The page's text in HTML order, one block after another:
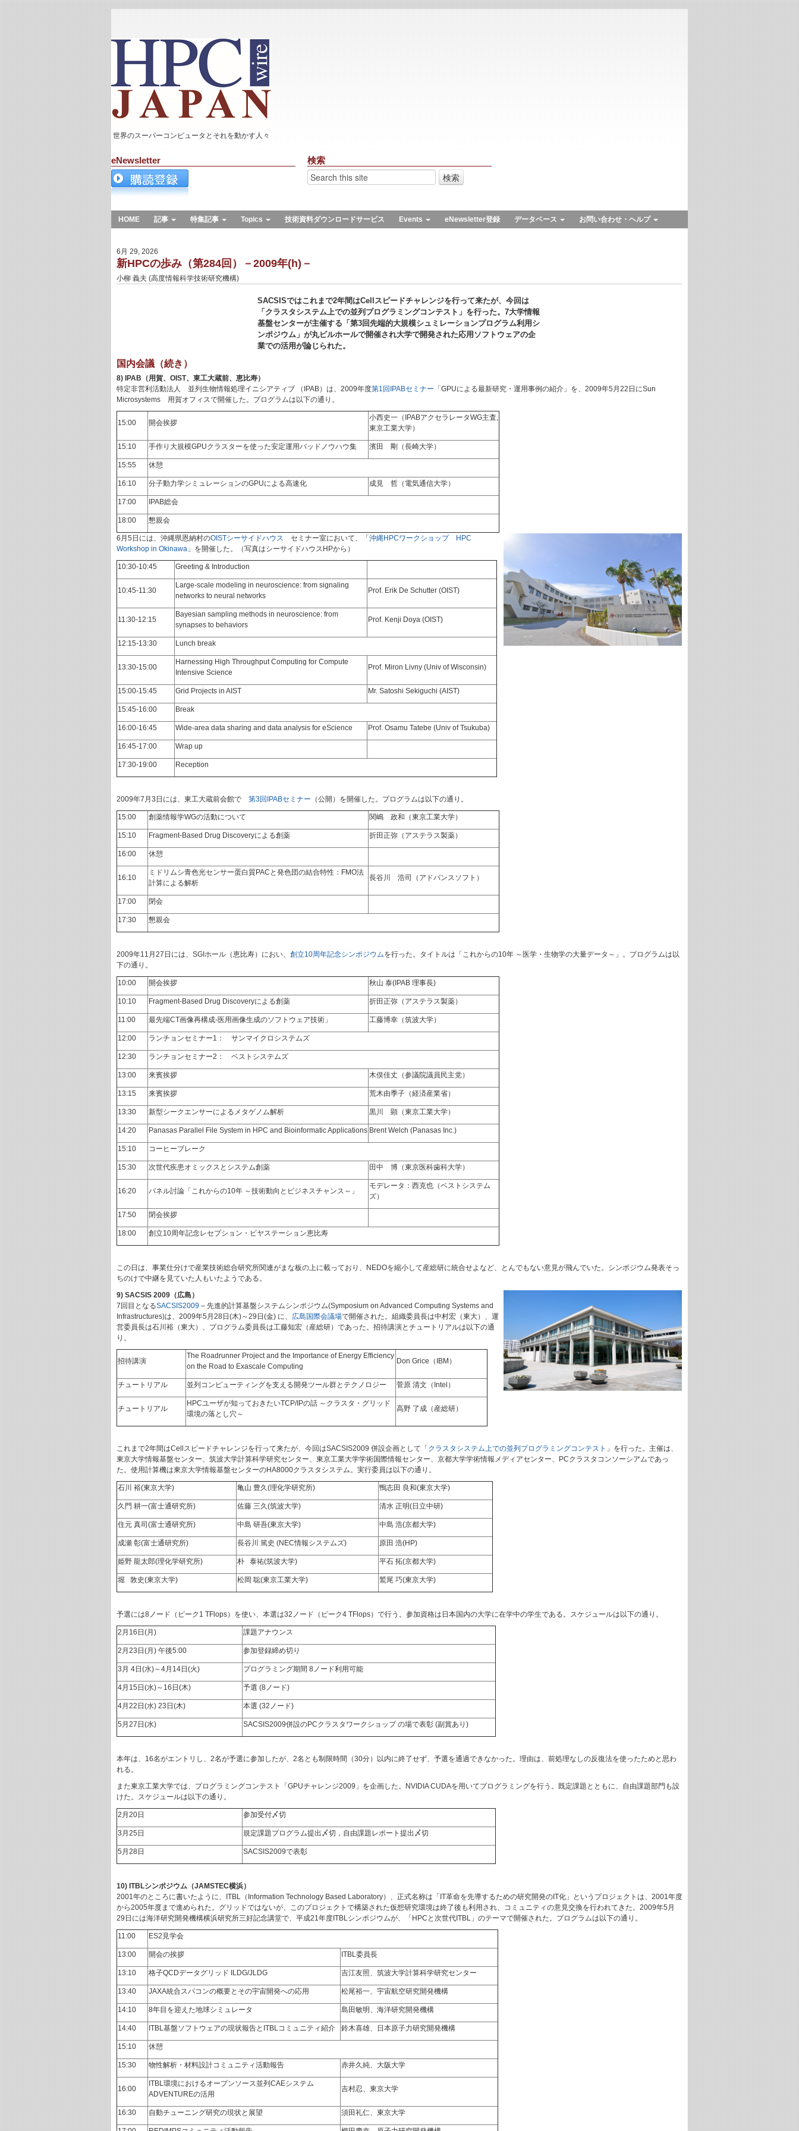
世界のスーパーコンピュータとそれを動かす人々
eNewsletter 検索
HOME 記事 特集記事 Topics 技術資料ダウンロードサービス Events eNewsletter登録 データベース お問い合わせ・ヘルプ
6月 29, 2026
新HPCの歩み（第284回）－2009年(h)－
小柳 義夫 (高度情報科学技術研究機構)
SACSISではこれまで2年間はCellスピードチャレンジを行って来たが、今回は
「クラスタシステム上での並列プログラミングコンテスト」を行った。7大学情報
基盤センターが主催する「第3回先端的大規模シュミレーションプログラム利用シ
ンポジウム」が丸ビルホールで開催され大学で開発された応用ソフトウェアの企
業での活用が論じられた。
国内会議（続き）
8) IPAB（用賀、OIST、東工大蔵前、恵比寿）
特定非営利活動法人 並列生物情報処理イニシアティブ （IPAB）は、2009年度第1回IPABセミナー 「GPUによる最新研究・運用事例の紹介」を、2009年5月22日にSun
Microsystems 用賀オフィスで開催した。プログラムは以下の通り。
15:00 開会挨拶
小西史一（IPABアクセラレータWG主査,
東京工業大学）
15:10 手作り大規模GPUクラスターを使った安定運用バッドノウハウ集 濱田 剛（長崎大学）
15:55 休憩
16:10 分子動力学シミュレーションのGPUによる高速化 成見 哲（電気通信大学）
17:00 IPAB総会
18:00 懇親会
6月5日には、沖縄県恩納村のOISTシーサイドハウス セミナー室において、「 沖縄HPCワークショップ HPC
Workshop in Okinawa」を開催した。（写真はシーサイドハウスHPから）
10:30-10:45 Greeting & Introduction
10:45-11:30
Large-scale modeling in neuroscience: from signaling
networks to neural networks
Prof. Erik De Schutter (OIST)
11:30-12:15
Bayesian sampling methods in neuroscience: from
synapses to behaviors
Prof. Kenji Doya (OIST)
12:15-13:30 Lunch break
13:30-15:00
Harnessing High Throughput Computing for Compute
Intensive Science
Prof. Miron Livny (Univ of Wisconsin)
15:00-15:45 Grid Projects in AIST Mr. Satoshi Sekiguchi (AIST)
15:45-16:00 Break
16:00-16:45 Wide-area data sharing and data analysis for eScience Prof. Osamu Tatebe (Univ of Tsukuba)
16:45-17:00 Wrap up
17:30-19:00 Reception
2009年7月3日には、東工大蔵前会館で 第3回IPABセミナー （公開）を開催した。プログラムは以下の通り。
15:00 創薬情報学WGの活動について 関嶋 政和（東京工業大学）
15:10 Fragment-Based Drug Discoveryによる創薬 折田正弥（アステラス製薬）
16:00 休憩
16:10
ミドリムシ青色光センサー蛋白質PACと発色団の結合特性：FMO法
計算による解析
長谷川 浩司（アドバンスソフト）
17:00 閉会
17:30 懇親会
2009年11月27日には、SGIホール（恵比寿）におい、 創立10周年記念シンポジウムを行った。タイトルは「これからの10年 ～医学・生物学の大量データ～」。プログラムは以
下の通り。
10:00 開会挨拶 秋山 泰(IPAB 理事長)
10:10 Fragment-Based Drug Discoveryによる創薬 折田正弥（アステラス製薬）
11:00 最先端CT画像再構成-医用画像生成のソフトウェア技術」 工藤博幸（筑波大学）
12:00 ランチョンセミナー1： サンマイクロシステムズ
12:30 ランチョンセミナー2： ベストシステムズ
13:00 来賓挨拶 木俣佳丈（参議院議員民主党）
13:15 来賓挨拶 荒木由季子（経済産業省）
13:30 新型シークエンサーによるメタゲノム解析 黒川 顕（東京工業大学）
14:20 Panasas Parallel File System in HPC and Bioinformatic Applications Brent Welch (Panasas Inc.)
15:10 コーヒーブレーク
15:30 次世代疾患オミックスとシステム創薬 田中 博（東京医科歯科大学）
16:20 パネル討論「これからの10年 ～技術動向とビジネスチャンス～」
モデレータ：西克也（ベストシステム
ズ）
17:50 閉会挨拶
18:00 創立10周年記念レセプション・ビヤステーション恵比寿
この日は、事業仕分けで産業技術総合研究所関連がまな板の上に載っており、NEDOを縮小して産総研に統合せよなど、とんでもない意見が飛んでいた。シンポジウム発表そっ
ちのけで中継を見ていた人もいたようである。
9) SACSIS 2009（広島）
7回目となるSACSIS2009 – 先進的計算基盤システムシンポジウム(Symposium on Advanced Computing Systems and
Infrastructures)は、2009年5月28日(木)～29日(金) に、 広島国際会議場で開催された。組織委員長は中村宏（東大）、運
営委員長は石川裕（東大）、プログラム委員長は工藤知宏（産総研）であった。招待講演とチュートリアルは以下の通
り。
招待講演
The Roadrunner Project and the Importance of Energy Efficiency
on the Road to Exascale Computing
Don Grice（IBM）
チュートリアル 並列コンピューティングを支える開発ツール群とテクノロジー 菅原 清文（Intel）
チュートリアル
HPCユーザが知っておきたいTCP/IPの話 ～クラスタ・グリッド
環境の落とし穴～
高野 了成（産総研）
これまで2年間はCellスピードチャレンジを行って来たが、今回はSACSIS2009 併設企画として「 クラスタシステム上での並列プログラミングコンテスト 」を行った。主催は、
東京大学情報基盤センター、筑波大学計算科学研究センター、東京工業大学学術国際情報センター、京都大学学術情報メディアセンター、PCクラスタコンソーシアムであっ
た。使用計算機は東京大学情報基盤センターのHA8000クラスタシステム。実行委員は以下の通り。
石川 裕(東京大学) 亀山 豊久(理化学研究所) 鴨志田 良和(東京大学)
久門 耕一(富士通研究所) 佐藤 三久(筑波大学) 清水 正明(日立中研)
住元 真司(富士通研究所) 中島 研吾(東京大学) 中島 浩(京都大学)
成瀬 彰(富士通研究所) 長谷川 篤史 (NEC情報システムズ) 原田 浩(HP)
姫野 龍太郎(理化学研究所) 朴 泰祐(筑波大学) 平石 拓(京都大学)
堀 敦史(東京大学) 松岡 聡(東京工業大学) 鷲尾 巧(東京大学)
予選には8ノード（ピーク1 TFlops）を使い、本選は32ノード（ピーク4 TFlops）で行う。参加資格は日本国内の大学に在学中の学生である。スケジュールは以下の通り。
2月16日(月) 課題アナウンス
2月23日(月) 午後5:00 参加登録締め切り
3月 4日(水)～4月14日(火) プログラミング期間 8ノード利用可能
4月15日(水)～16日(木) 予選 (8ノード)
4月22日(水) 23日(木) 本選 (32ノード)
5月27日(水) SACSIS2009併設のPCクラスタワークショップ の場で表彰 (副賞あり)
本年は、16名がエントリし、2名が予選に参加したが、2名とも制限時間（30分）以内に終了せず、予選を通過できなかった。理由は、前処理なしの反復法を使ったためと思わ
れる。
また東京工業大学では、プログラミングコンテスト「GPUチャレンジ2009」を企画した。NVIDIA CUDAを用いてプログラミングを行う。既定課題とともに、自由課題部門も設
けた。スケジュールは以下の通り。
2月20日 参加受付〆切
3月25日 規定課題プログラム提出〆切，自由課題レポート提出〆切
5月28日 SACSIS2009で表彰
10) ITBLシンポジウム（JAMSTEC横浜）
2001年のところに書いたように、ITBL（Information Technology Based Laboratory）、正式名称は「IT革命を先導するための研究開発のIT化」というプロジェクトは、2001年度
から2005年度まで進められた。グリッドではないが、このプロジェクトで構築された仮想研究環境は終了後も利用され、コミュニティの意見交換を行われてきた。2009年5月
29日には海洋研究開発機構横浜研究所三好記念講堂で、平成21年度ITBLシンポジウムが、「HPCと次世代ITBL」のテーマで開催された。プログラムは以下の通り。
11:00 ES2見学会
13:00 開会の挨拶 ITBL委員長
13:10 格子QCDデータグリッド ILDG/JLDG 吉江友照、筑波大学計算科学研究センター
13:40 JAXA統合スパコンの概要とその宇宙開発への応用 松尾裕一、宇宙航空研究開発機構
14:10 8年目を迎えた地球シミュレータ 島田敏明、海洋研究開発機構
14:40 ITBL基盤ソフトウェアの現状報告とITBLコミュニティ紹介 鈴木喜雄、日本原子力研究開発機構
15:10 休憩
15:30 物性解析・材料設計コミュニティ活動報告 赤井久純、大阪大学
16:00
ITBL環境におけるオープンソース並列CAEシステム
ADVENTUREの活用
吉村忍、東京大学
16:30 自動チューニング研究の現状と展望 須田礼仁、東京大学